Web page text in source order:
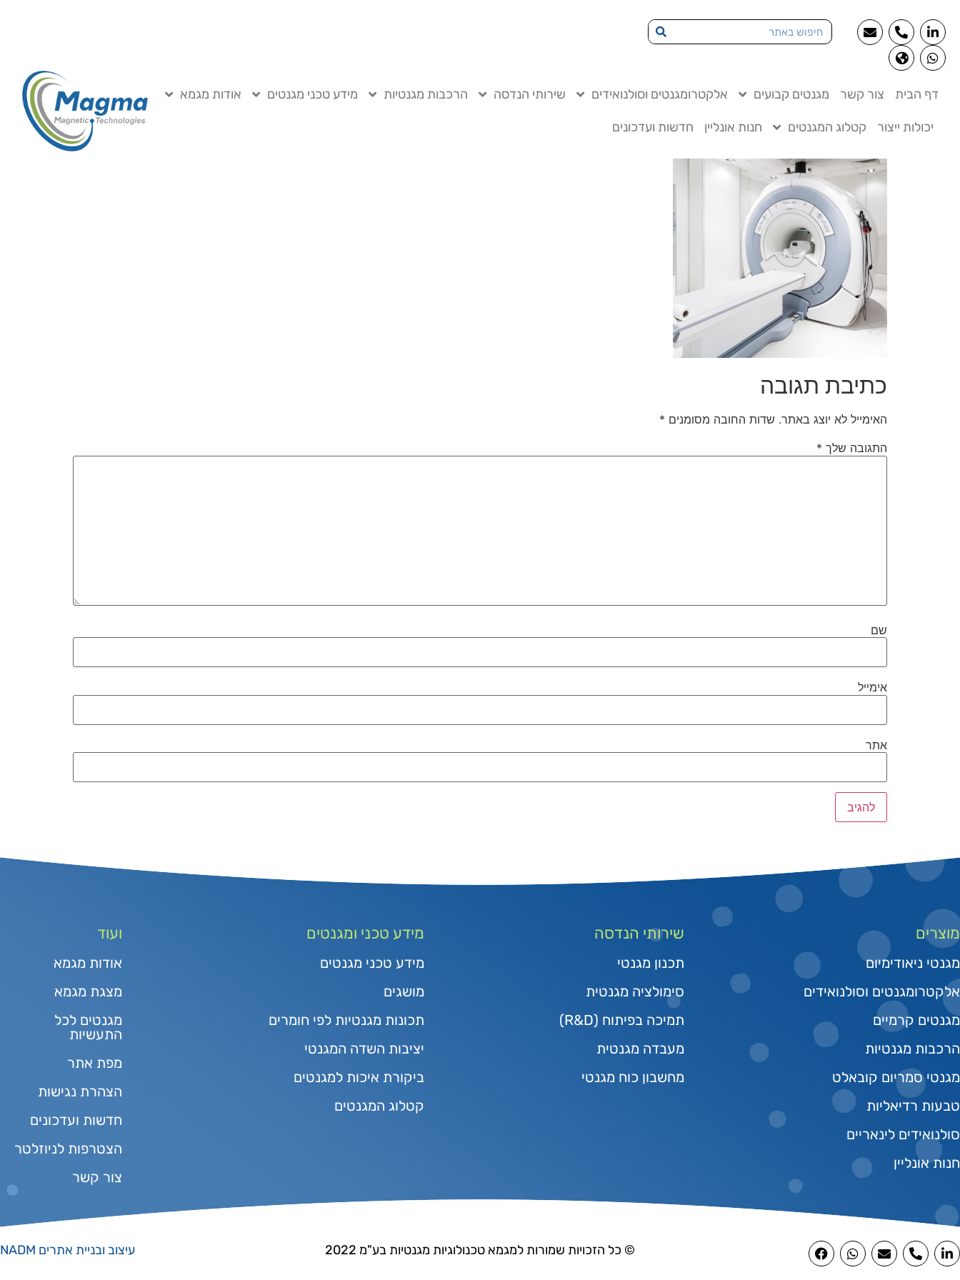
דף הבית צור קשר מגנטים קבועים אלקטרומגנטים וסולנואידים שירותי הנדסה הרכבות מגנטיות מידע טכני מגנטים אודות מגמא
יכולות ייצור קטלוג המגנטים חנות אונליין חדשות ועדכונים
כתיבת תגובה
האימייל לא יוצג באתר. שדות החובה מסומנים *
התגובה שלך *
שם
אימייל
אתר
מוצרים
מגנטי ניאודימיום
אלקטרומגנטים וסולנואידים
מגנטים קרמיים
הרכבות מגנטיות
מגנטי סמריום קובאלט
טבעות רדיאליות
סולנואידים לינאריים
חנות אונליין
שירותי הנדסה
תכנון מגנטי
סימולציה מגנטית
תמיכה בפיתוח (R&D)
מעבדה מגנטית
מחשבון כוח מגנטי
מידע טכני ומגנטים
מידע טכני מגנטים
מושגים
תכונות מגנטיות לפי חומרים
יציבות השדה המגנטי
ביקורת איכות למגנטים
קטלוג המגנטים
ועוד
אודות מגמא
מצגת מגמא
מגנטים לכל
התעשיות
מפת אתר
הצהרת נגישות
חדשות ועדכונים
הצטרפות לניוזלטר
צור קשר
© כל הזכויות שמורות למגמא טכנולוגיות מגנטיות בע"מ 2022 עיצוב ובניית אתרים NADM